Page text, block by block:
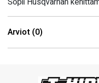
Arviot (0)